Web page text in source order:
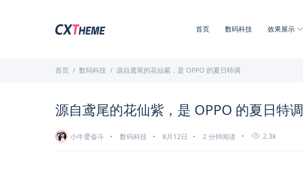
首页 数码科技 效果展示
首页 数码科技 源自鸢尾的花仙紫，是 OPPO 的夏日特调
源自鸢尾的花仙紫，是 OPPO 的夏日特调
小牛爱奋斗 数码科技 8月12日 2 分钟阅读 2.3k